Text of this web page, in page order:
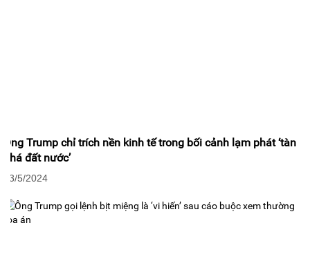
Ông Trump chỉ trích nền kinh tế trong bối cảnh lạm phát ‘tàn
phá đất nước’
03/5/2024